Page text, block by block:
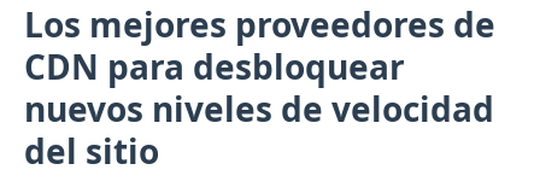
Los mejores proveedores de
CDN para desbloquear
nuevos niveles de velocidad
del sitio